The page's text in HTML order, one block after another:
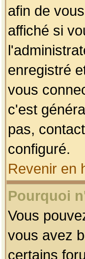
afin de
affiché si
enregistré
vous
c'est
pas,
configuré.
Revenir en
Pourquoi
Vous
vous avez
certains